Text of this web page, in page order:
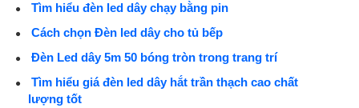
Tìm hiểu đèn led dây chạy bằng pin
Cách chọn Đèn led dây cho tủ bếp
Đèn Led dây 5m 50 bóng tròn trong trang trí
Tìm hiểu giá đèn led dây hắt trần thạch cao chất
lượng tốt